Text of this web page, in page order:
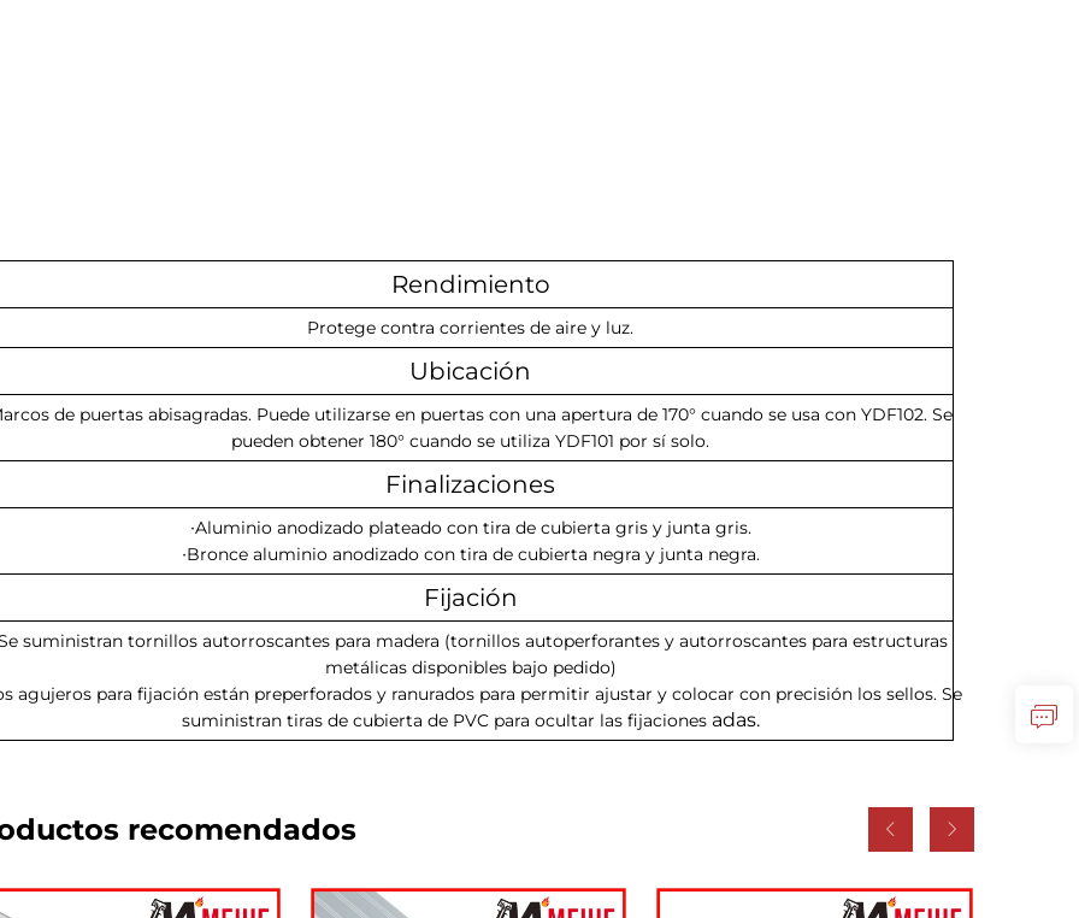
Rendimiento
Protege contra corrientes de aire y luz.
Ubicación
de puertas abisagradas. Puede utilizarse en puertas con una apertura de 170° cuando se usa con YDF102. Se
pueden obtener 180° cuando se utiliza YDF101 por sí solo.
Finalizaciones
·Aluminio anodizado plateado con tira de cubierta gris y junta gris.
·Bronce aluminio anodizado con tira de cubierta negra y junta negra.
Fijación
suministran tornillos autorroscantes para madera (tornillos autoperforantes y autorroscantes para estructuras
metálicas disponibles bajo pedido)
agujeros para fijación están preperforados y ranurados para permitir ajustar y colocar con precisión los sellos. Se
suministran tiras de cubierta de PVC para ocultar las fijaciones adas.
recomendados